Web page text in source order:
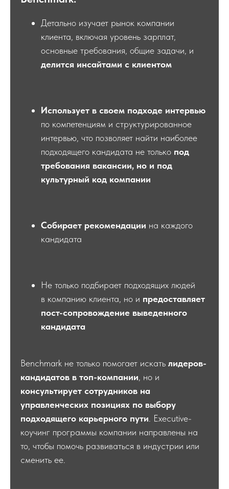
Детально изучает рынок компании
клиента, включая уровень зарплат,
основные требования, общие задачи, и
делится инсайтами с клиентом
Использует в своем подходе интервью
по компетенциям и структурированное
интервью, что позволяет найти наиболее
подходящего кандидата не только под
требования вакансии, но и под
культурный код компании
Собирает рекомендации на каждого
кандидата
Не только подбирает подходящих людей
в компанию клиента, но и предоставляет
пост-сопровождение выведенного
кандидата
Benchmark не только помогает искать лидеров-
кандидатов в топ-компании, но и
консультирует сотрудников на
управленческих позициях по выбору
подходящего карьерного пути. Executive-
коучинг программы компании направлены на
то, чтобы помочь развиваться в индустрии или
сменить ее.
топ-менеджеры из разных
индустрий, компаний и с
разным опытом говорят о
бизнес-кейсах, управлении
командами и карьерном пути.
Екатерина в подкастах и на
конференциях